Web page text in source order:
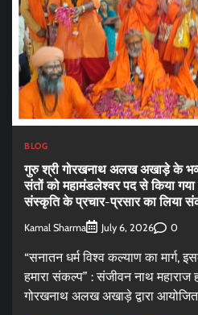
BLOG
गुरु श्री गोरखनाथ अलख अखाड़े के
संतों को महामंडलेश्वर पद से किया
संस्कृति के प्रचार-प्रसार का लिया
Kamal Sharma July 6, 2026 0
“सनातन धर्म विश्व कल्याण का मार्ग,
हमारा संकल्प” : संजीवन नाथ महाराज
गोरखनाथ अलख अखाड़े द्वारा